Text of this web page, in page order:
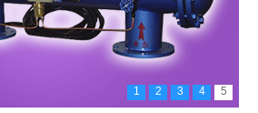
1 2 3 4 5